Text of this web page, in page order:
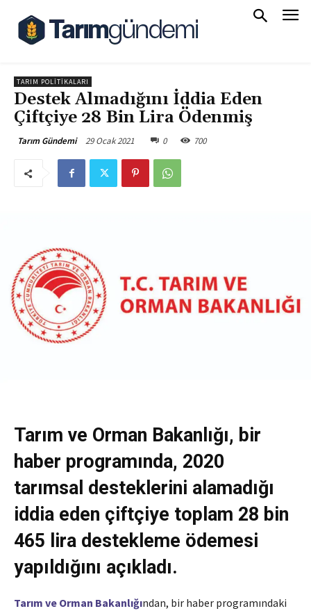
TARIM POLITIKALARI
Destek Almadığını İddia Eden
Çiftçiye 28 Bin Lira Ödenmiş
Tarım Gündemi 29 Ocak 2021 0 700
Tarım ve Orman Bakanlığı, bir
haber programında, 2020
tarımsal desteklerini alamadığı
iddia eden çiftçiye toplam 28 bin
465 lira destekleme ödemesi
yapıldığını açıkladı.
Tarım ve Orman Bakanlığından, bir haber programındaki